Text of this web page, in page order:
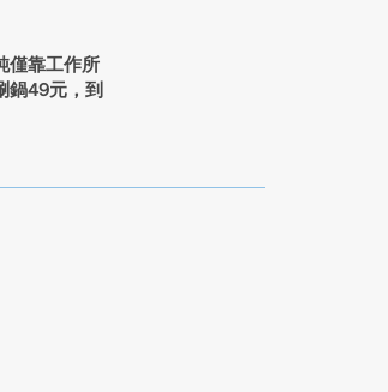
僅靠工作所
鍋49元，到